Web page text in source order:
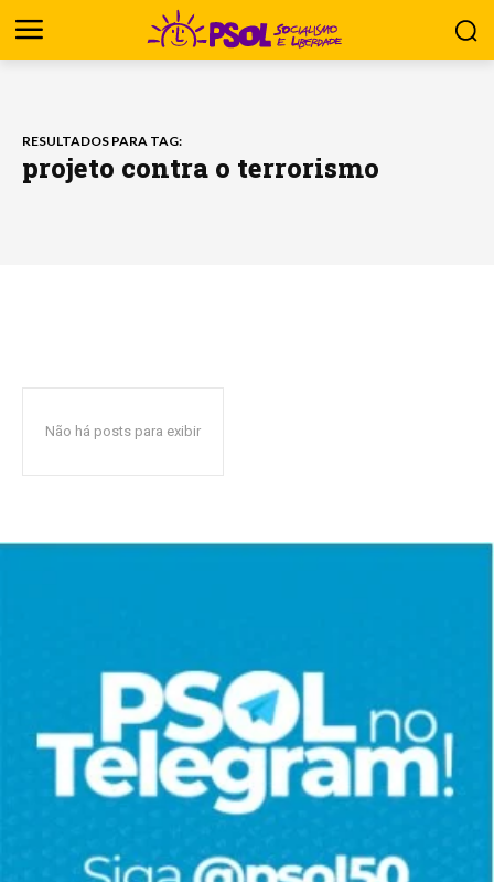
RESULTADOS PARA TAG:
projeto contra o terrorismo
Não há posts para exibir